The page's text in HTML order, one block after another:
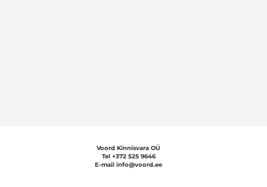
Voord Kinnisvara OÜ
Tel +372 525 9646
E-mail info@voord.ee